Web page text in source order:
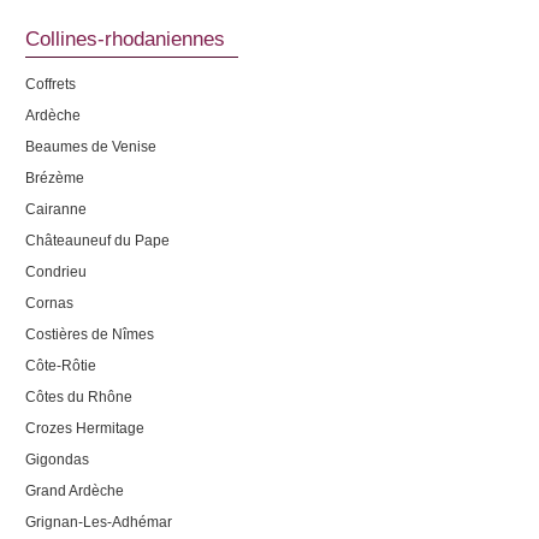
Collines-rhodaniennes
Coffrets
Ardèche
Beaumes de Venise
Brézème
Cairanne
Châteauneuf du Pape
Condrieu
Cornas
Costières de Nîmes
Côte-Rôtie
Côtes du Rhône
Crozes Hermitage
Gigondas
Grand Ardèche
Grignan-Les-Adhémar